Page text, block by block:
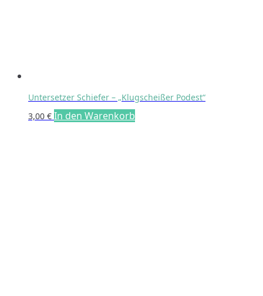
Untersetzer Schiefer – „Klugscheißer Podest“
3,00 € In den Warenkorb